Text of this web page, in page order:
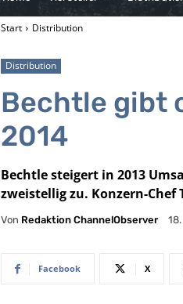
Start Distribution
Distribution
Bechtle gibt
2014
Bechtle steigert in 2013
zweistellig zu. Konzern-
Von Redaktion ChannelObserver
Facebook X